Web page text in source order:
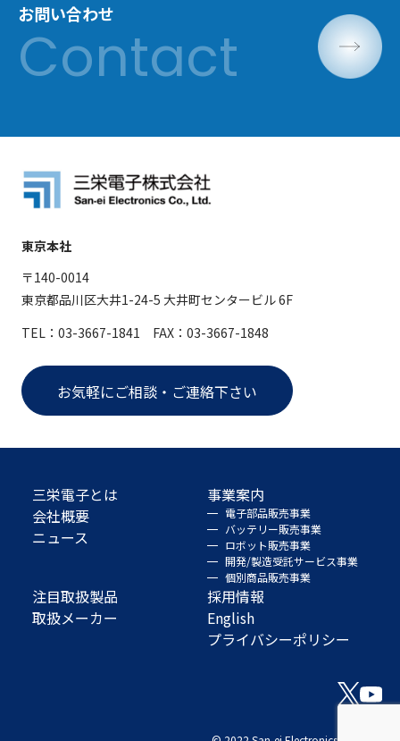
お問い合わせ
東京本社
〒140-0014
東京都品川区大井1-24-5 大井町センタービル 6F
TEL：03-3667-1841 FAX：03-3667-1848
お気軽にご相談・ご連絡下さい
三栄電子とは
会社概要
ニュース
事業案内
電子部品販売事業
バッテリー販売事業
ロボット販売事業
開発/製造受託サービス事業
個別商品販売事業
注目取扱製品
取扱メーカー
採用情報
English
プライバシーポリシー